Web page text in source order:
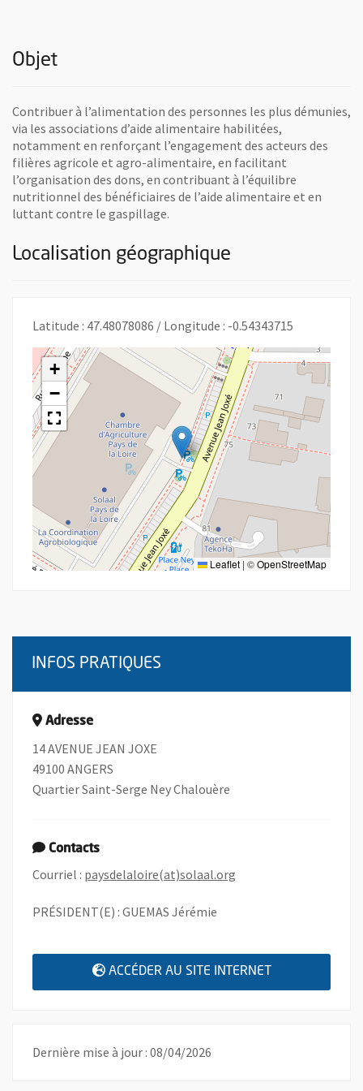
Objet
Contribuer à l’alimentation des personnes les plus démunies,
via les associations d’aide alimentaire habilitées,
notamment en renforçant l’engagement des acteurs des
filières agricole et agro-alimentaire, en facilitant
l’organisation des dons, en contribuant à l’équilibre
nutritionnel des bénéficiaires de l’aide alimentaire et en
luttant contre le gaspillage.
Localisation géographique
Latitude : 47.48078086 / Longitude : -0.54343715
+
−
Leaflet | ©OpenStreetMap
INFOS PRATIQUES
Adresse
14 AVENUE JEAN JOXE
49100 ANGERS
Quartier Saint-Serge Ney Chalouère
Contacts
Courriel : paysdelaloire(at)solaal.org
PRÉSIDENT(E) : GUEMAS Jérémie
ACCÉDER AU SITE INTERNET , OUVRE UNE
Dernière mise à jour : 08/04/2026